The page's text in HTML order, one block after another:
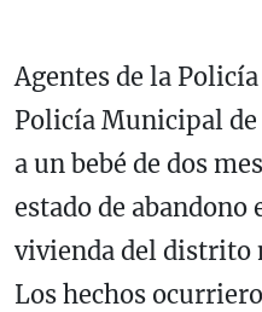
Agentes de la
Policía Municipal
a un bebé de dos
estado de
vivienda del distrito
Los hechos